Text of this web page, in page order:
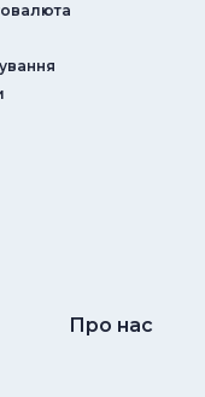
Про нас